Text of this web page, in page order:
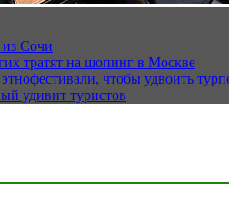
из Сочи
тратят на шопинг в Москве
чтобы удвоить
удивит туристов